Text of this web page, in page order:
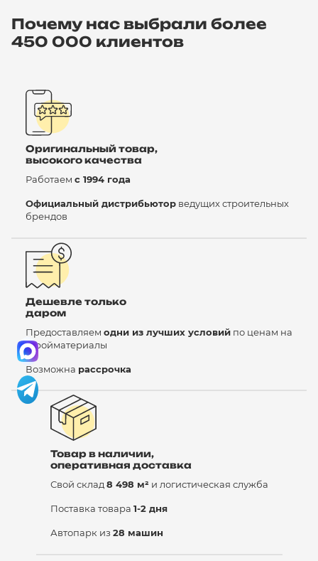
Почему нас выбрали более
450 000 клиентов
Оригинальный товар,
высокого качества
Работаем с 1994 года
Официальный дистрибьютор ведущих строительных
брендов
Дешевле только
даром
Предоставляем одни из лучших условий по ценам на
стройматериалы
Возможна рассрочка
Товар в наличии,
оперативная доставка
Свой склад 8 498 м² и логистическая служба
Поставка товара 1-2 дня
Автопарк из 28 машин